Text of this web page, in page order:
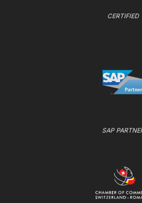
CERTIFIED
SAP